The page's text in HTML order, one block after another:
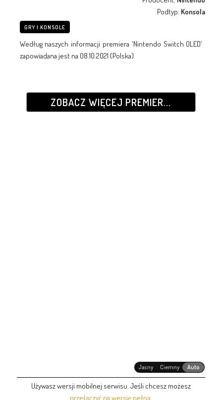
Podtyp: Konsola
GRY I KONSOLE
Według naszych informacji premiera 'Nintendo Switch OLED'
zapowiadana jest na 08.10.2021 (Polska).
ZOBACZ WIĘCEJ PREMIER...
Jasny Ciemny Auto
Używasz wersji mobilnej serwisu. Jeśli chcesz możesz
przełączyć na wersję pełną